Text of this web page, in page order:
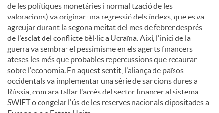
u
t
s
de les polítiques monetàries i normalització de les
valoracions) va originar una regressió dels índexs, que es va
agreujar durant la segona meitat del mes de febrer després
de l'esclat del conflicte bèl·lic a Ucraïna. Així, l'inici de la
guerra va sembrar el pessimisme en els agents financers
ateses les més que probables repercussions que recauran
sobre l'economia. En aquest sentit, l'aliança de països
occidentals va implementar una sèrie de sancions dures a
Rússia, com ara tallar l'accés del sector financer al sistema
SWIFT o congelar l'ús de les reserves nacionals dipositades a